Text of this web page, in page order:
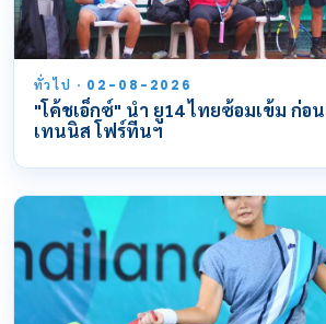
ทั่วไป · 02-08-2026
"โค้ชเอ็กซ์" นำ ยู14 ไทยซ้อมเข้ม ก่อน
เทนนิส โฟร์ทีนฯ